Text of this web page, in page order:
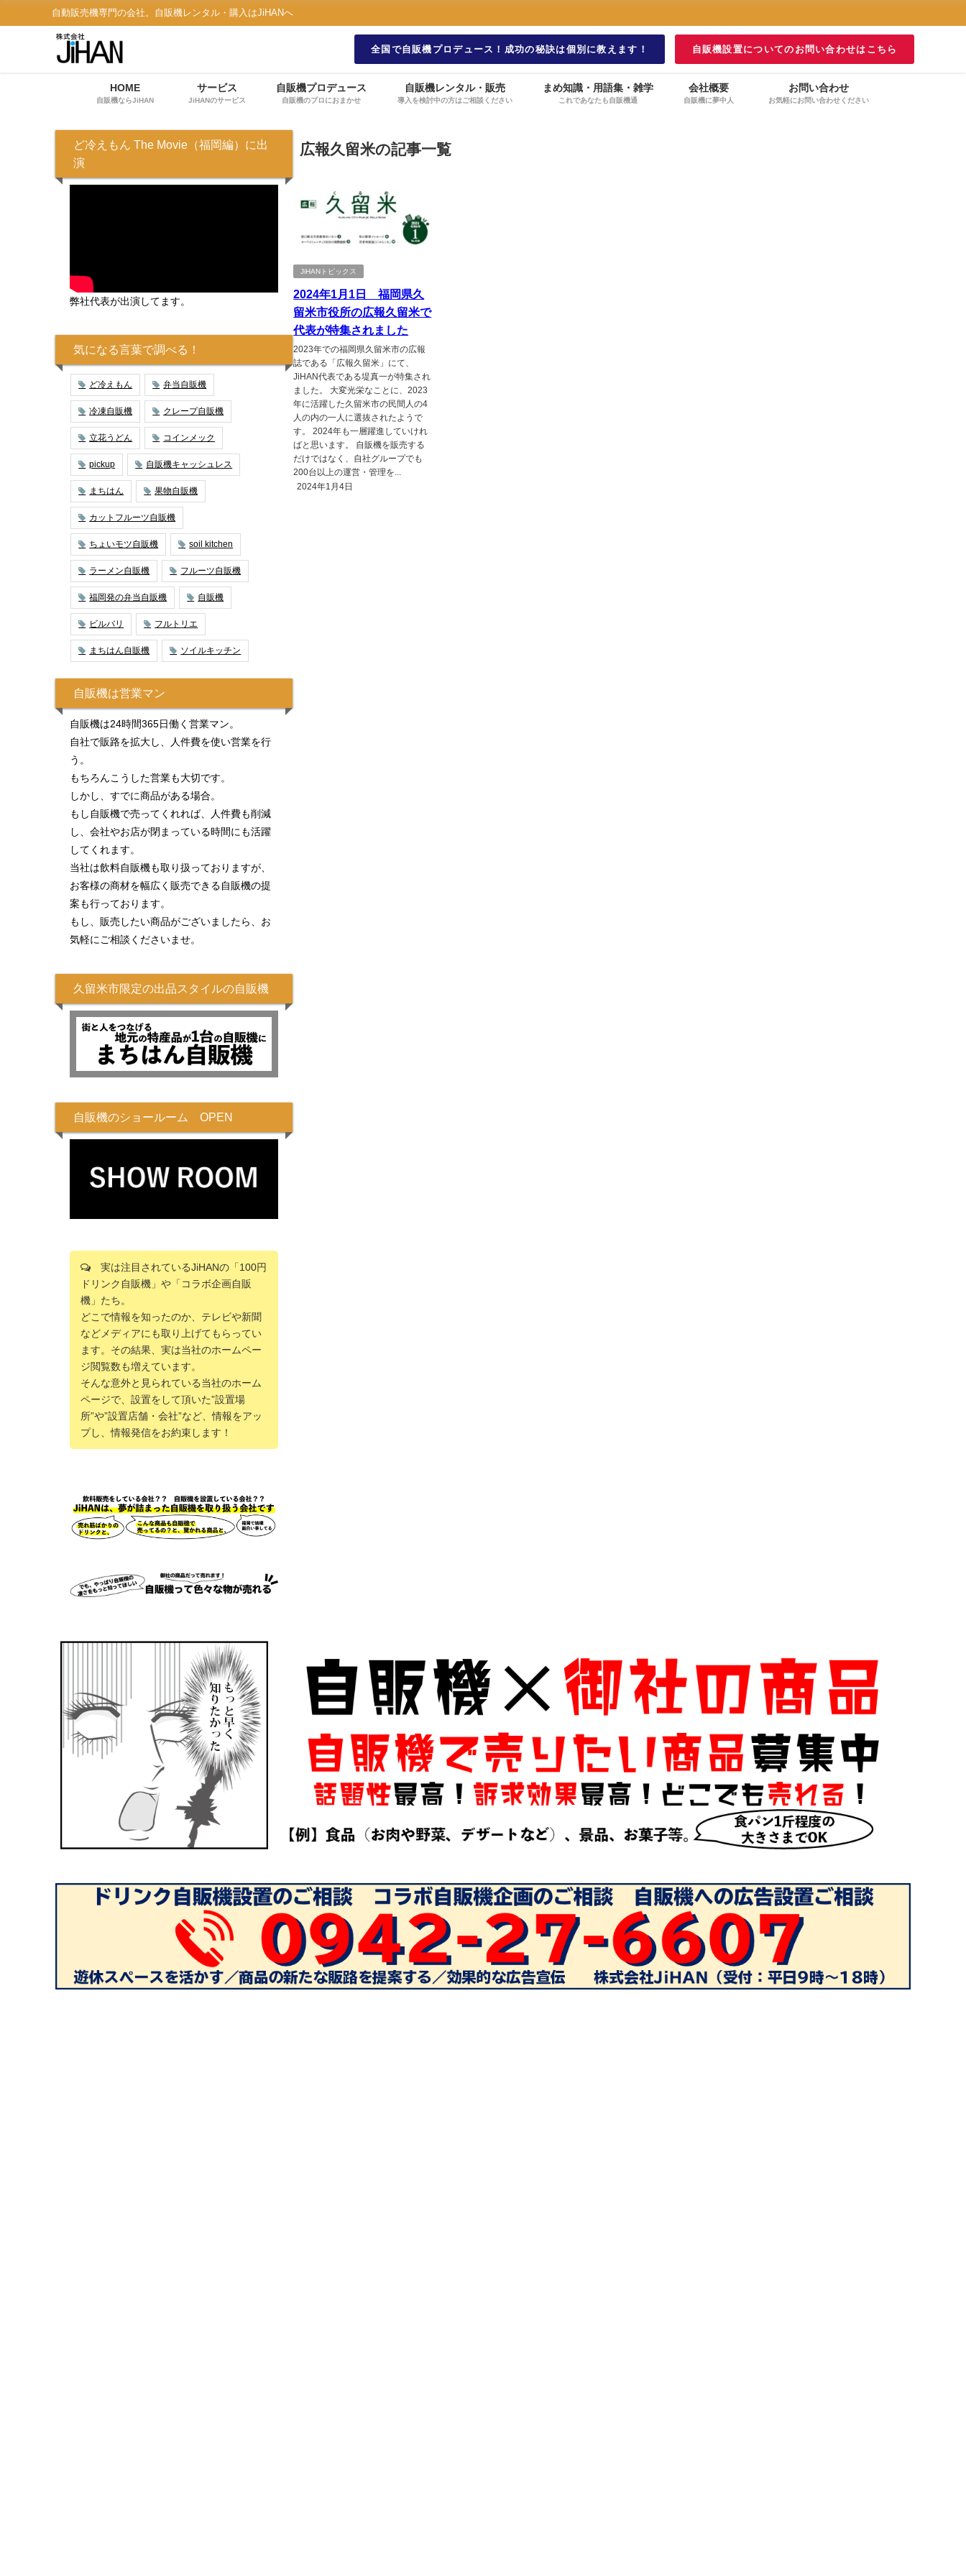
自動販売機専門の会社。自販機レンタル・購入はJiHANへ
全国で自販機プロデュース！成功の秘訣は個別に教えます！ 自販機設置についてのお問い合わせはこちら
HOME
自販機ならJiHAN
サービス
JiHANのサービス
自販機プロデュース
自販機のプロにおまかせ
自販機レンタル・販売
導入を検討中の方はご相談ください
まめ知識・用語集・雑学
これであなたも自販機通
会社概要
自販機に夢中人
お問い合わせ
お気軽にお問い合わせください
広報久留米の記事一覧
JiHANトピックス
2024年1月1日 福岡県久
留米市役所の広報久留米で
代表が特集されました
2023年での福岡県久留米市の広報
誌である「広報久留米」にて、
JiHAN代表である堤真一が特集され
ました。 大変光栄なことに、2023
年に活躍した久留米市の民間人の4
人の内の一人に選抜されたようで
す。 2024年も一層躍進していけれ
ばと思います。 自販機を販売する
だけではなく、自社グループでも
200台以上の運営・管理を...
2024年1月4日
ど冷えもん The Movie（福岡編）に出
演
弊社代表が出演してます。
気になる言葉で調べる！
ど冷えもん 弁当自販機
冷凍自販機 クレープ自販機
立花うどん コインメック
pickup 自販機キャッシュレス
まちはん 果物自販機
カットフルーツ自販機
ちょいモツ自販機 soil kitchen
ラーメン自販機 フルーツ自販機
福岡発の弁当自販機 自販機
ビルバリ フルトリエ
まちはん自販機 ソイルキッチン
自販機は営業マン
自販機は24時間365日働く営業マン。
自社で販路を拡大し、人件費を使い営業を行
う。
もちろんこうした営業も大切です。
しかし、すでに商品がある場合。
もし自販機で売ってくれれば、人件費も削減
し、会社やお店が閉まっている時間にも活躍
してくれます。
当社は飲料自販機も取り扱っておりますが、
お客様の商材を幅広く販売できる自販機の提
案も行っております。
もし、販売したい商品がございましたら、お
気軽にご相談くださいませ。
久留米市限定の出品スタイルの自販機
自販機のショールーム OPEN
実は注目されているJiHANの「100円
ドリンク自販機」や「コラボ企画自販
機」たち。
どこで情報を知ったのか、テレビや新聞
などメディアにも取り上げてもらってい
ます。その結果、実は当社のホームペー
ジ閲覧数も増えています。
そんな意外と見られている当社のホーム
ページで、設置をして頂いた”設置場
所”や”設置店舗・会社”など、情報をアッ
プし、情報発信をお約束します！